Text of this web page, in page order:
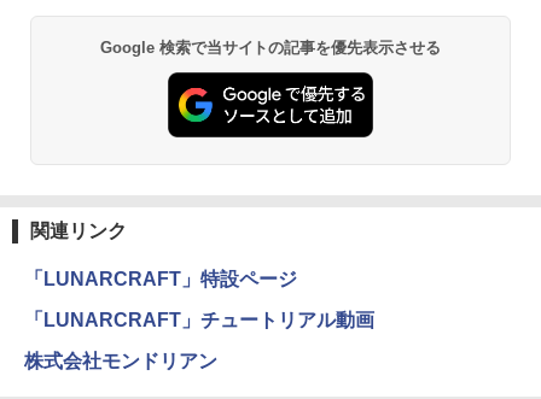
￥1,980
物理実験モデル楽器電磁気教材を教える
Galtonplatteの物理的な機器
クリエイティブトイビルド、シンプルな
ホリデープロジェクト、ギフトイベン
Google 検索で当サイトの記事を優先表示させる
関連リンク
「LUNARCRAFT」特設ページ
「LUNARCRAFT」チュートリアル動画
株式会社モンドリアン